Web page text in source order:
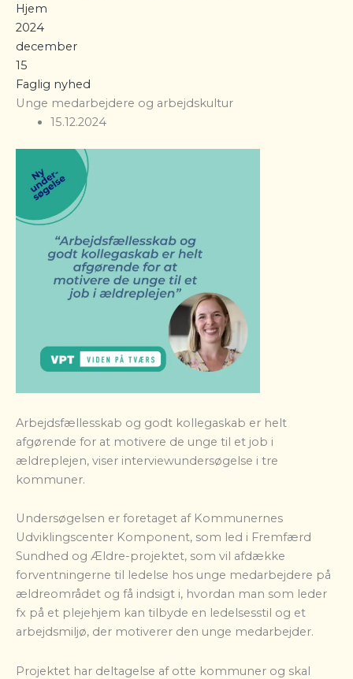
Hjem
2024
december
15
Faglig nyhed
Unge medarbejdere og arbejdskultur
15.12.2024
Arbejdsfællesskab og godt kollegaskab er helt
afgørende for at motivere de unge til et job i
ældreplejen, viser interviewundersøgelse i tre
kommuner.
Undersøgelsen er foretaget af Kommunernes
Udviklingscenter Komponent, som led i Fremfærd
Sundhed og Ældre-projektet, som vil afdække
forventningerne til ledelse hos unge medarbejdere på
ældreområdet og få indsigt i, hvordan man som leder
fx på et plejehjem kan tilbyde en ledelsesstil og et
arbejdsmiljø, der motiverer den unge medarbejder.
Projektet har deltagelse af otte kommuner og skal